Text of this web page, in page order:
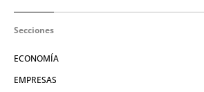
Secciones
ECONOMÍA
EMPRESAS